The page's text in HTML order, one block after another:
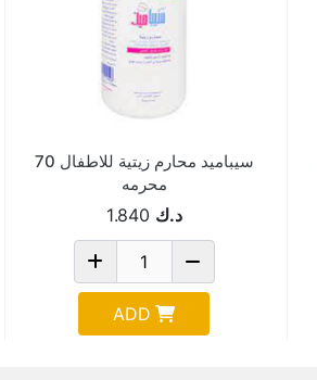
سيباميد محارم زيتية للاطفال 70
محرمه
د.ك 1.840
ADD